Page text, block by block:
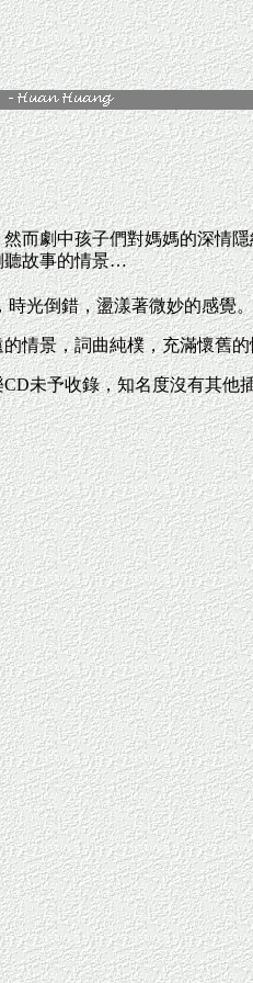
而劇中孩子們對媽媽的深情
聽故事的情景…
時光倒錯，盪漾著微妙的感覺。
情景，詞曲純樸，充滿懷舊
未予收錄，知名度沒有其